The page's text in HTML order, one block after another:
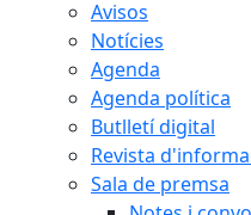
Avisos
Notícies
Agenda
Agenda política
Butlletí digital
Revista
Sala de premsa